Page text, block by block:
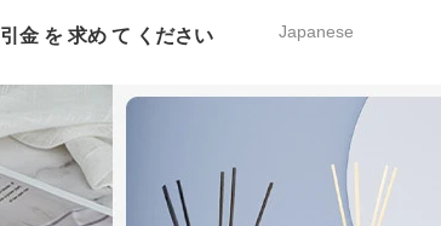
Japanese
引金 を 求め て ください